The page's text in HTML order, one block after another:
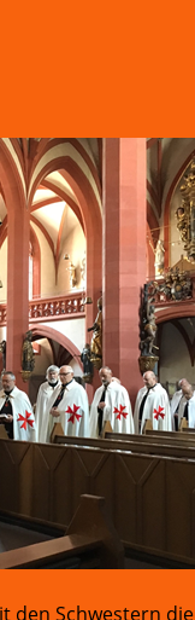
den Schwestern die